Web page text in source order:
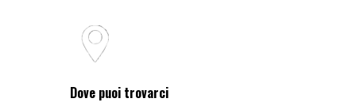
Dove puoi trovarci